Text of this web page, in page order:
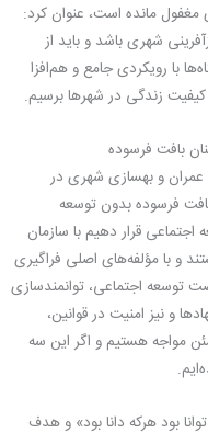
مانده است، عنوان کرد:
شهری باشد و باید از
با رویکردی جامع و هم‌افزا
زندگی در شهرها برسیم.
بافت فرسوده
و بهسازی شهری در
بافت فرسوده بدون توسعه
قرار دهیم با سازمان
و با مؤلفه‌های اصلی فراگیری
توسعه اجتماعی، توانمندسازی
و نیز امنیت در قوانین،
مواجه هستیم و اگر این سه
بود هرکه دانا بود» و هدف